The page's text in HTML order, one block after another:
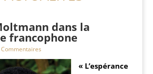
dans la
francophone
« L’espérance